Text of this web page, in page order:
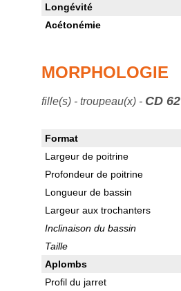
Longévité
Acétonémie
MORPHOLOGIE
fille(s) - troupeau(x) - CD 62
Format
Largeur de poitrine
Profondeur de poitrine
Longueur de bassin
Largeur aux trochanters
Inclinaison du bassin
Taille
Aplombs
Profil du jarret